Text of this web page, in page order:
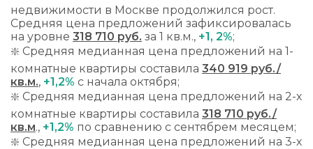
недвижимости в Москве продолжился рост.
Средняя цена предложений зафиксировалась
на уровне 318 710 руб. за 1 кв.м., +1, 2%;
❇️ Средняя медианная цена предложений на 1-
комнатные квартиры составила 340 919 руб./
кв.м., +1,2% с начала октября;
❇️ Средняя медианная цена предложений на 2-х
комнатные квартиры составила 318 710 руб./
кв.м., +1,2% по сравнению с сентябрем месяцем;
❇️ Средняя медианная цена предложений на 3-х